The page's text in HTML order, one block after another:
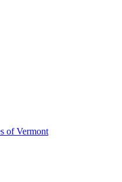
of Vermont